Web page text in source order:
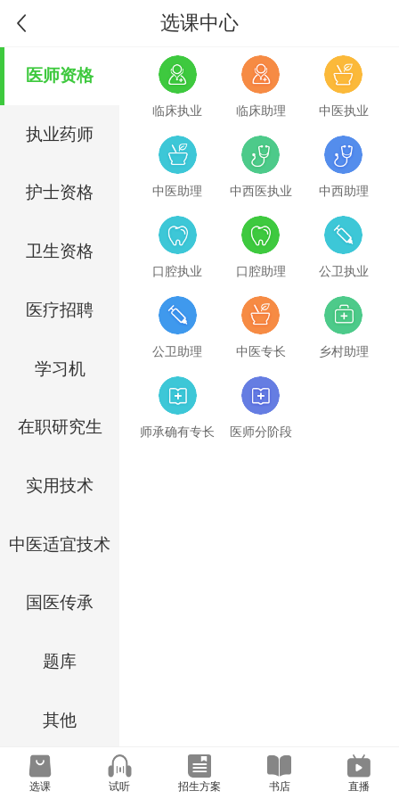
选课中心
医师资格
执业药师
护士资格
卫生资格
医疗招聘
学习机
在职研究生
实用技术
中医适宜技术
国医传承
题库
其他
临床执业 临床助理 中医执业
中医助理 中西医执业 中西助理
口腔执业 口腔助理 公卫执业
公卫助理 中医专长 乡村助理
师承确有专长 医师分阶段
选课 试听 招生方案 书店 直播